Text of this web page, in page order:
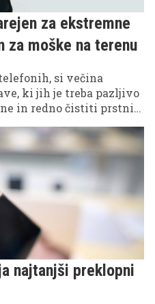
za ekstremne
moške na terenu
si večina
ki jih je treba pazljivo
in redno čistiti prstnih
telefoni niso modni
opreme.
najtanjši preklopni